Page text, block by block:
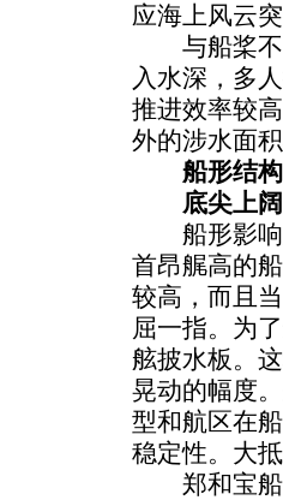
应海上风云
与船桨不
入水深，多
推进效率较
外的涉水面
船形结构
底尖上阔
船形影响
首昂艉高的
较高，而且
屈一指。为
舷披水板。
晃动的幅度
型和航区在
稳定性。大
郑和宝船